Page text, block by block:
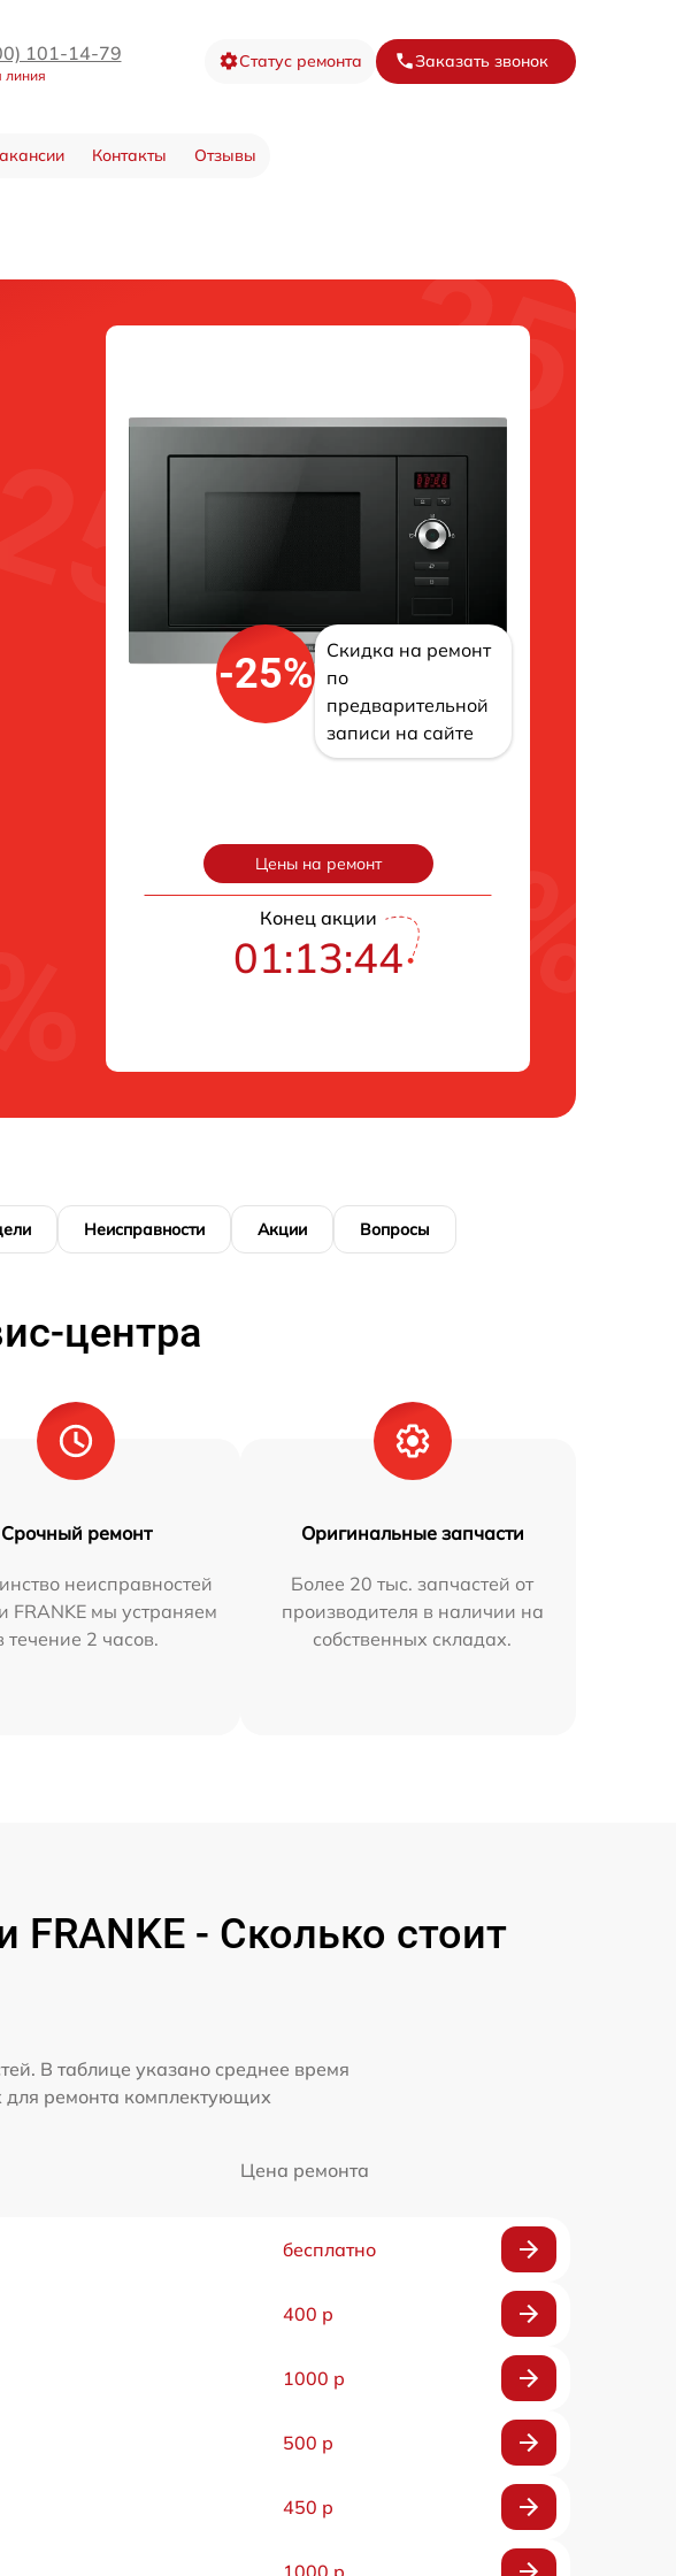
101-14-79
линия
Статус ремонта Заказать звонок
Контакты Отзывы
-25%
Скидка на ремонт
по
предварительной
записи на сайте
Цены на ремонт
Конец акции
01:13:43
Неисправности Акции Вопросы
центра
Срочный ремонт
неисправностей
FRANKE мы устраняем
течение 2 часов.
Оригинальные запчасти
Более 20 тыс. запчастей от
производителя в наличии на
собственных складах.
- Сколько стоит
В таблице указано среднее время
для ремонта комплектующих
Цена ремонта
бесплатно
400 р
1000 р
500 р
450 р